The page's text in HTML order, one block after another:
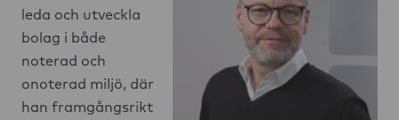
leda och utveckla
bolag i både
noterad och
onoterad miljö, där
han framgångsrikt